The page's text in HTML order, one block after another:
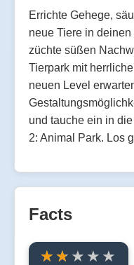
Errichte Gehege,
neue Tiere in
züchte süßen
Tierpark mit
neuen Level
und tauche ein in
2: Animal Park. Los
Facts